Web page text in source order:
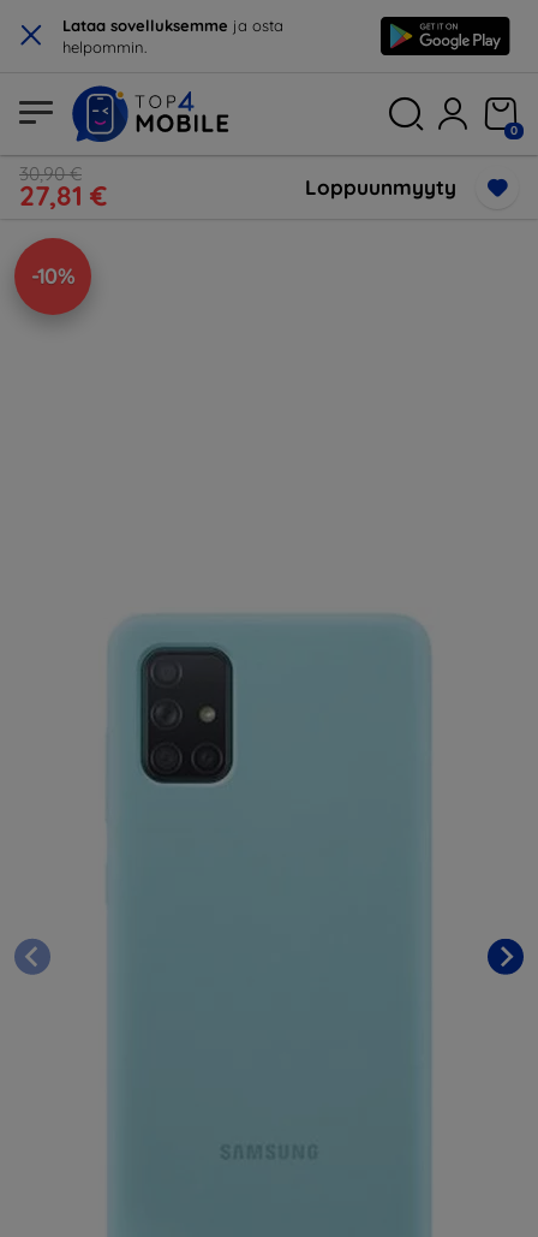
× Lataa sovelluksemme ja osta
helpommin.
0
30,90 €
27,81 € Loppuunmyyty
-10%